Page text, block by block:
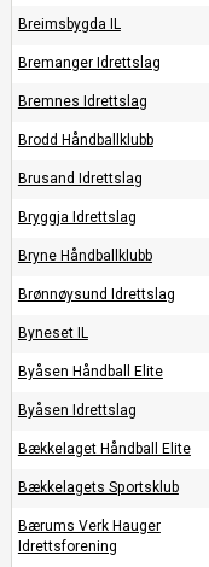
Breimsbygda IL
Bremanger Idrettslag
Bremnes Idrettslag
Brodd Håndballklubb
Brusand Idrettslag
Bryggja Idrettslag
Bryne Håndballklubb
Brønnøysund Idrettslag
Byneset IL
Byåsen Håndball Elite
Byåsen Idrettslag
Bækkelaget Håndball Elite
Bækkelagets Sportsklub
Bærums Verk Hauger
Idrettsforening